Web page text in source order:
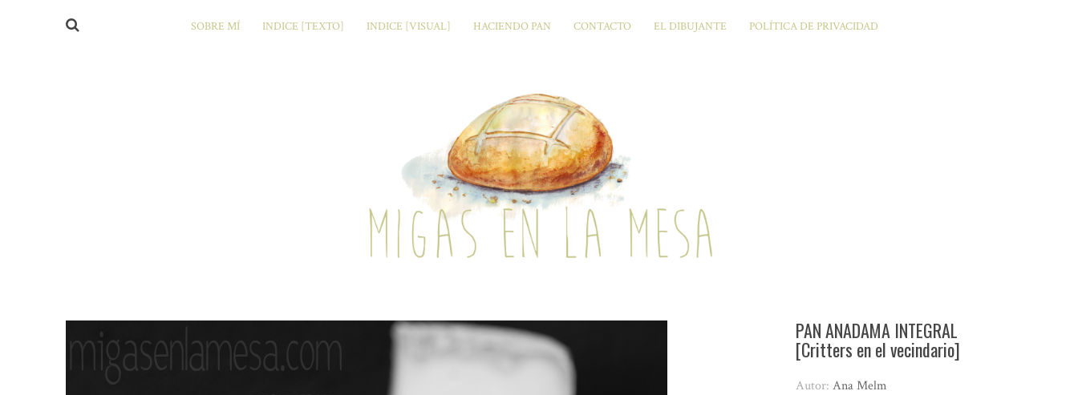
SOBRE MÍ INDICE [TEXTO] INDICE [VISUAL] HACIENDO PAN CONTACTO EL DIBUJANTE POLÍTICA DE PRIVACIDAD
PAN ANADAMA INTEGRAL
[Critters en el vecindario]
Autor:Ana Melm